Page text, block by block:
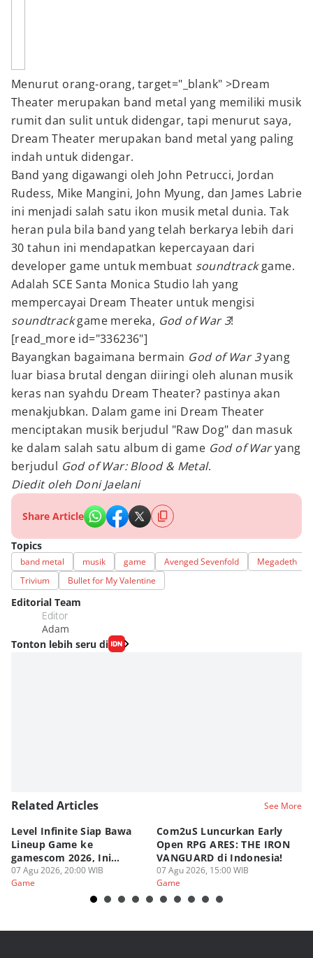
Menurut orang-orang, target="_blank" >Dream
Theater merupakan band metal yang memiliki musik
rumit dan sulit untuk didengar, tapi menurut saya,
Dream Theater merupakan band metal yang paling
indah untuk didengar.
Band yang digawangi oleh John Petrucci, Jordan
Rudess, Mike Mangini, John Myung, dan James Labrie
ini menjadi salah satu ikon musik metal dunia. Tak
heran pula bila band yang telah berkarya lebih dari
30 tahun ini mendapatkan kepercayaan dari
developer game untuk membuat soundtrackgame.
Adalah SCE Santa Monica Studio lah yang
mempercayai Dream Theater untuk mengisi
soundtrackgame mereka, God of War 3!
[read_more id="336236"]
Bayangkan bagaimana bermain God of War 3yang
luar biasa brutal dengan diiringi oleh alunan musik
keras nan syahdu Dream Theater? pastinya akan
menakjubkan. Dalam game ini Dream Theater
menciptakan musik berjudul "Raw Dog" dan masuk
ke dalam salah satu album di game God of Waryang
berjudul God of War: Blood & Metal.
Diedit oleh Doni Jaelani
Share Article
Topics
band metal musik game Avenged Sevenfold
Megadeth
Trivium
Bullet for My Valentine
Editorial Team
Editor
Adam
Tonton lebih seru di
Related Articles See More
Level Infinite Siap Bawa
Lineup Game ke
gamescom 2026, Ini
Judulnya!
07 Agu 2026, 20:00 WIB
Game
Com2uS Luncurkan Early
Open RPG ARES: THE IRON
VANGUARD di Indonesia!
07 Agu 2026, 15:00 WIB
Game